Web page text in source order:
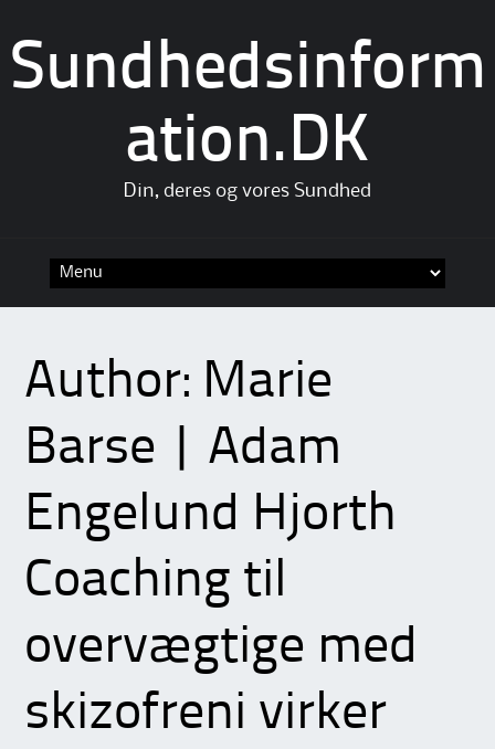
Sundhedsinform
ation.DK
Din, deres og vores Sundhed
Author: Marie
Barse | Adam
Engelund Hjorth
Coaching til
overvægtige med
skizofreni virker